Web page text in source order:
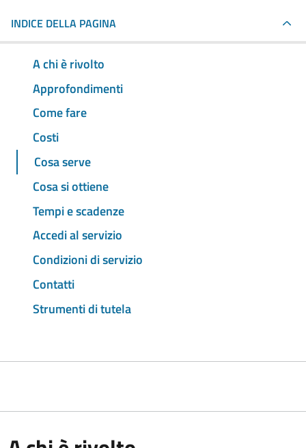
INDICE DELLA PAGINA
A chi è rivolto
Approfondimenti
Come fare
Costi
Cosa serve
Cosa si ottiene
Tempi e scadenze
Accedi al servizio
Condizioni di servizio
Contatti
Strumenti di tutela